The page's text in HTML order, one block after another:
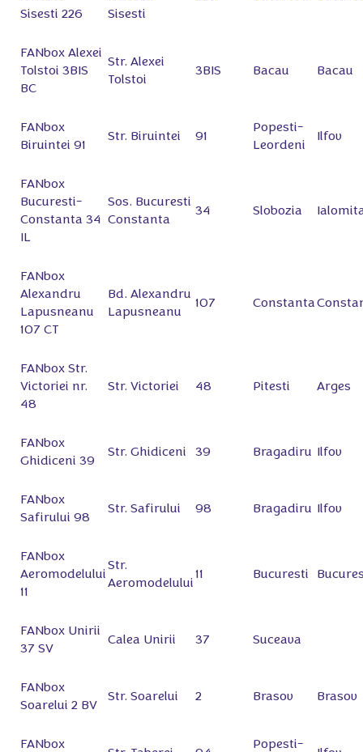
Sisesti 226
Sisesti
FANbox Alexei
Tolstoi 3BIS
BC
Str. Alexei
Tolstoi
3BIS Bacau Bacau
FANbox
Biruintei 91
Str. Biruintei 91
Popesti-
Leordeni
Ilfov
FANbox
Bucuresti-
Constanta 34
IL
Sos. Bucuresti
Constanta
34 Slobozia
FANbox
Alexandru
Lapusneanu
107 СT
Bd. Alexandru
Lapusneanu
107 Constanta
FANbox Str.
Victoriei nr.
48
Str. Victoriei 48 Pitesti Arges
FANbox
Ghidiceni 39
Str. Ghidiceni 39 Bragadiru Ilfov
FANbox
Safirului 98
Str. Safirului 98 Bragadiru Ilfov
FANbox
Aeromodelului
11
Str.
Aeromodelului
11 Bucuresti
FANbox Unirii
37 SV
Calea Unirii 37 Suceava
FANbox
Soarelui 2 BV
Str. Soarelui 2 Brasov Brasov
FANbox Popesti-